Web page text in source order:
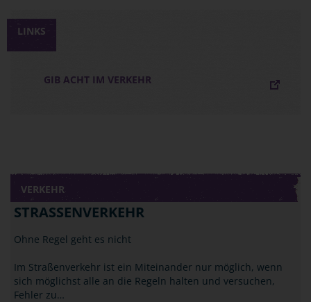
LINKS
GIB ACHT IM VERKEHR
VERKEHR
STRASSENVERKEHR
Ohne Regel geht es nicht
Im Straßenverkehr ist ein Miteinander nur möglich, wenn
sich möglichst alle an die Regeln halten und versuchen,
Fehler zu…